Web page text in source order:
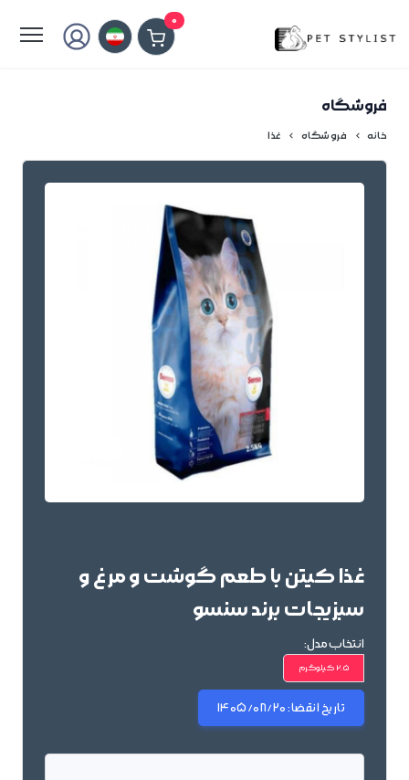
0
فروشگاه
خانه فروشگاه غذا
غذا کیتن با طعم گوشت و مرغ و
سبزیجات برند سنسو
انتخاب مدل:
2.5 کیلوگرم
تاریخ انقضا:1405/08/20